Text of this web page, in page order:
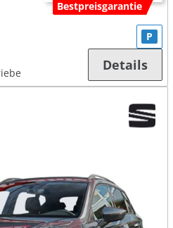
Bestpreisgarantie
P
Details